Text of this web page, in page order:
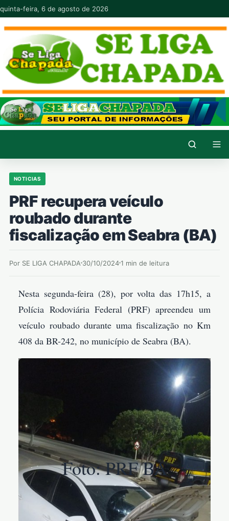
Pular para o conteúdo
quinta-feira, 6 de agosto de 2026
NOTICIAS
PRF recupera veículo
roubado durante
fiscalização em Seabra (BA)
Por SE LIGA CHAPADA 30/10/20241 min de leitura
Nesta segunda-feira (28), por volta das 17h15, a
Polícia Rodoviária Federal (PRF) apreendeu um
veículo roubado durante uma fiscalização no Km
408 da BR-242, no município de Seabra (BA).
Foto: PRF BA